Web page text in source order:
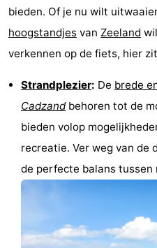
Uitkijkpunten
Attracties
-
Speeltuinen
Binnenspeeltuinen
Bowlen
Minigolfbanen
Wellness
centra
Dorpen
bieden. Of je nu wilt
hoogstandjes van Zeeland
verkennen op de fiets, hier
Strandplezier: De brede
Cadzandbehoren tot de
bieden volop
recreatie. Ver weg van de
de perfecte balans